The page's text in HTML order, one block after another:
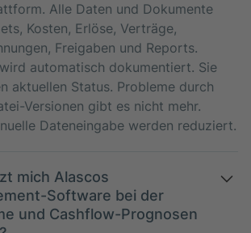
Alle Daten und Dokumente
Kosten, Erlöse, Verträge,
Freigaben und Reports.
automatisch dokumentiert. Sie
aktuellen Status. Probleme durch
Versionen gibt es nicht mehr.
Dateneingabe werden reduziert.
mich Alascos
Software bei der
und Cashflow-Prognosen